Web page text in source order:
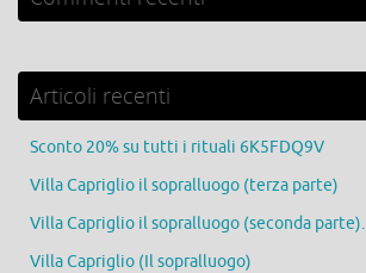
Articoli recenti
Sconto 20% su tutti i rituali 6K5FDQ9V
Villa Capriglio il sopralluogo (terza parte)
Villa Capriglio il sopralluogo (seconda parte).
Villa Capriglio (Il sopralluogo)